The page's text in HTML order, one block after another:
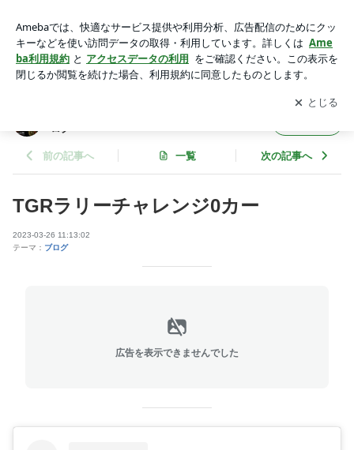
フィシャルブログ
アプリをダウンロードして ブログの更新通知
を受け取りまし
ょう。
開く
ログ
前の記事へ 一覧 次の記事へ
TGRラリーチャレンジ0カー
2023-03-26 11:13:02
テーマ： ブログ
広告を表示できませんでした